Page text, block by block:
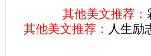
其他美文推荐：
其他美文推荐： 人生励